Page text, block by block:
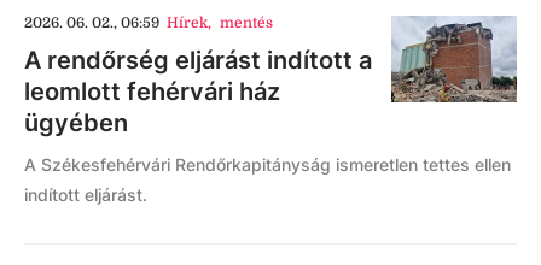
2026. 06. 02., 06:59 Hírek, mentés
A rendőrség eljárást indított a
leomlott fehérvári ház
ügyében
A Székesfehérvári Rendőrkapitányság ismeretlen tettes ellen
indított eljárást.